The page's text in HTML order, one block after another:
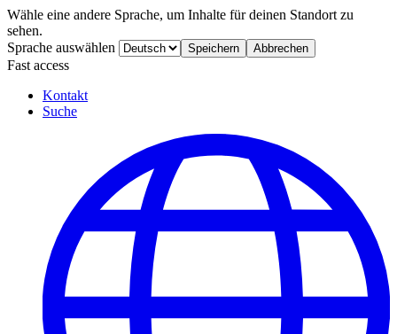
Wähle eine andere Sprache, um Inhalte für deinen Standort zu
sehen.
Sprache auswählen
Speichern Abbrechen
Fast access
Kontakt
Suche